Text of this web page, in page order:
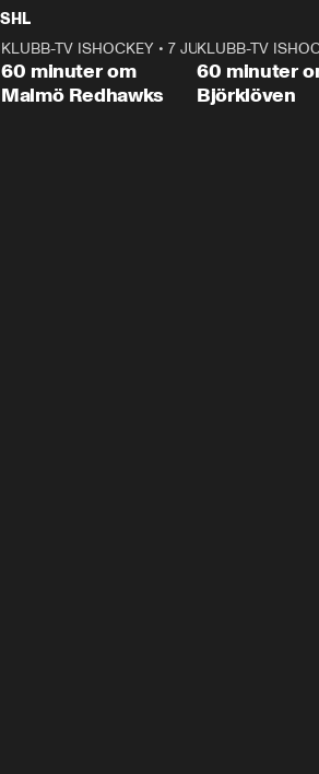
SHL
Plus
1:02:53
KLUBB-TV ISHOCKEY • 7 JUNI
60 minuter om
Malmö Redhawks
KLUBB-TV
60 minuter
Björklöven